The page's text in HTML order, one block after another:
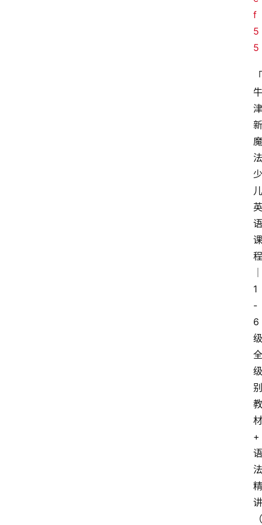
f
5
5
「
牛
津
新
魔
法
少
儿
英
语
课
程
1
-
6
级
全
级
别
教
材
+
语
法
精
讲
（